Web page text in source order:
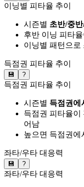
이닝별 피타율 추이
시즌별 초반/중
후반 이닝 피타
이닝별 패턴으로
득점권 피타율 추이
💾 ?
득점권 피타율 추이
시즌별 득점권에
득점권 피타율이
어남
높으면 득점권에
좌타/우타 대응력
💾 ?
좌타/우타 대응력